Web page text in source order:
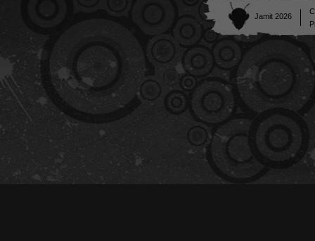
Jamit 2026